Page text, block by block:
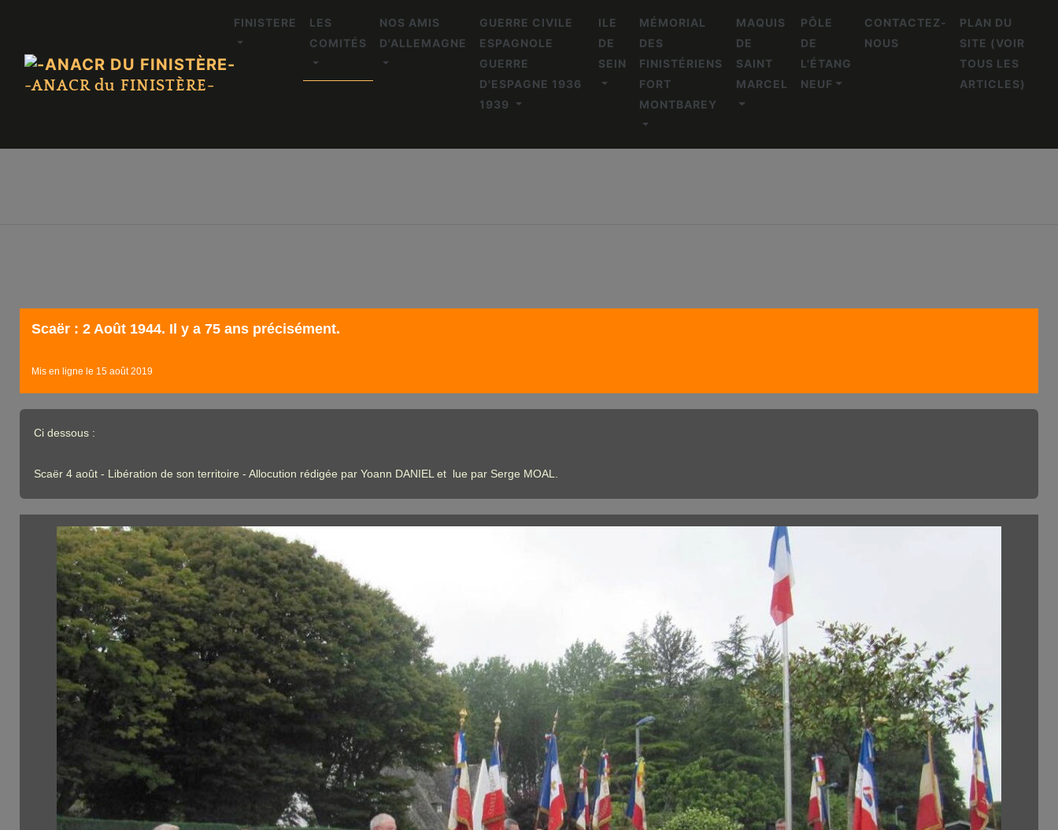
-ANACR du FINISTÈRE-
FINISTERE
LES
COMITÉS
NOS AMIS
D'ALLEMAGNE
GUERRE CIVILE
ESPAGNOLE
GUERRE
D'ESPAGNE 1936
1939
ILE
DE
SEIN
MÉMORIAL
DES
FINISTÉRIENS
FORT
MONTBAREY
MAQUIS
DE
SAINT
MARCEL
PÔLE
DE
L'ÉTANG
NEUF
CONTACTEZ-
NOUS
PLAN DU
SITE (VOIR
TOUS LES
ARTICLES)
Scaër : 2 Août 1944. Il y a 75 ans précisément.
Mis en ligne le 15 août 2019
Ci dessous :
Scaër 4 août - Libération de son territoire - Allocution rédigée par Yoann DANIEL et lue par Serge MOAL.